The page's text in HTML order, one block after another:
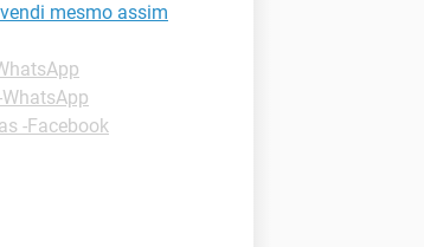
mesmo assim
-Facebook